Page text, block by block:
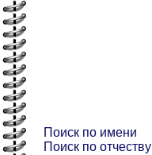
Поиск по имени
Поиск по отчеству